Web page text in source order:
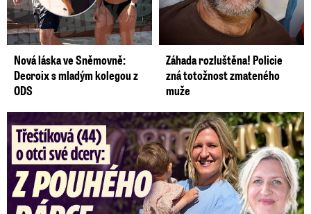
Nová láska ve Sněmovně:
Decroix s mladým kolegou z
ODS
Záhada rozluštěna! Policie
zná totožnost zmateného
muže
Třeštíková (44) o otci dcery: Z dárce spermatu pravý táta